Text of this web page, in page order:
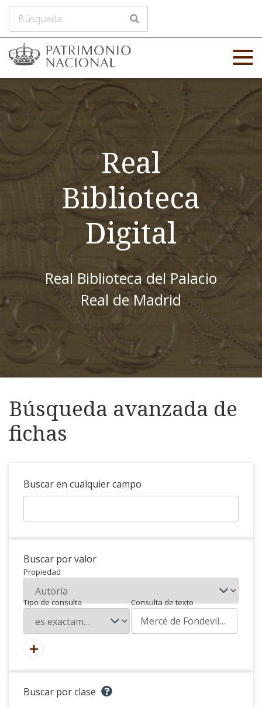
Real
Biblioteca
Digital
Real Biblioteca del Palacio
Real de Madrid
Búsqueda avanzada de
fichas
Buscar en cualquier campo
Buscar por valor
Propiedad
Tipo de consulta Consulta de texto
Buscar por clase